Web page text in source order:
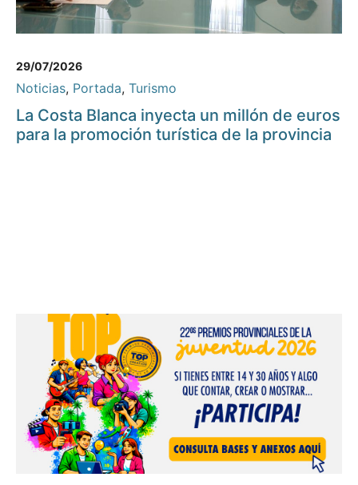
29/07/2026
Noticias, Portada, Turismo
La Costa Blanca inyecta un millón de euros
para la promoción turística de la provincia